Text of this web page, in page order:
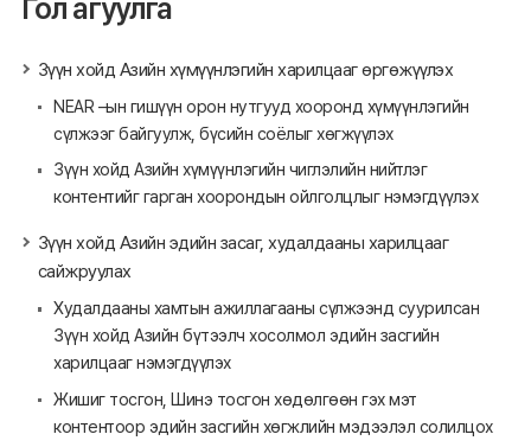
Гол агуулга
Зүүн хойд Азийн хүмүүнлэгийн харилцааг өргөжүүлэх
NEAR –ын гишүүн орон нутгууд хооронд хүмүүнлэгийн
сүлжээг байгуулж, бүсийн соёлыг хөгжүүлэх
Зүүн хойд Азийн хүмүүнлэгийн чиглэлийн нийтлэг
контентийг гарган хоорондын ойлголцлыг нэмэгдүүлэх
Зүүн хойд Азийн эдийн засаг, худалдааны харилцааг
сайжруулах
Худалдааны хамтын ажиллагааны сүлжээнд суурилсан
Зүүн хойд Азийн бүтээлч хосолмол эдийн засгийн
харилцааг нэмэгдүүлэх
Жишиг тосгон, Шинэ тосгон хөдөлгөөн гэх мэт
контентоор эдийн засгийн хөгжлийн мэдээлэл солилцох